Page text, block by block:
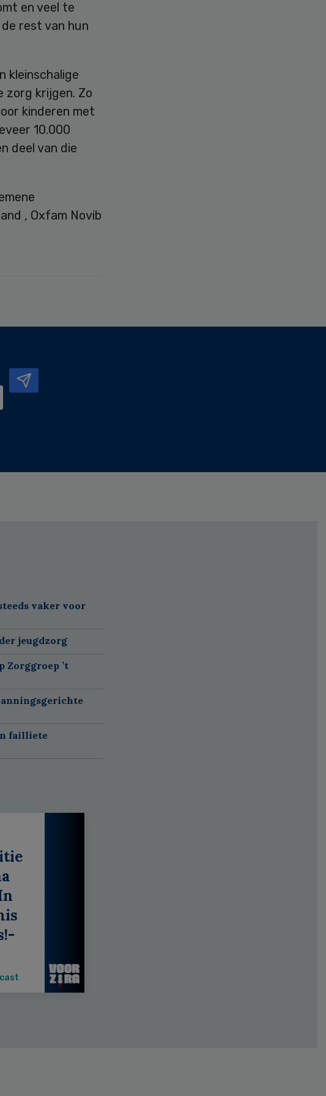
en veel te
rest van hun
kleinschalige
zorg krijgen. Zo
kinderen met
10.000
deel van die
, Oxfam Novib
vaker voor
jeugdzorg
Zorggroep ’t
failliete